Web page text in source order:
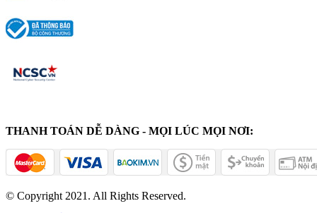
THANH TOÁN DỄ DÀNG - MỌI LÚC MỌI NƠI:
© Copyright 2021. All Rights Reserved.